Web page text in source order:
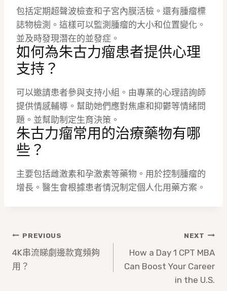
包括定期超聲波檢查和子宮內膜活檢。還有腫瘤標
誌物檢測。這樣可以監測腫瘤的大小和位置變化。
並及時發現潛在的並發症。
如何為朱古力瘤患者提供心理
支持？
可以邀請患者參與支持小組。由專業的心理諮詢師
提供情感輔導。幫助她們應對焦慮和抑鬱等情緒問
題。並幫助制定生育決策。
朱古力瘤常用的治療藥物有哪
些？
主要包括雌激素和孕激素等藥物。用於控制腫瘤的
增長。醫生會根據患者情況制定個人化用藥方案。
文
章
導
PREVIOUS
4K串流睇劇邊款寬頻夠
用？
NEXT
How a Day 1 CPT MBA
Can Boost Your Career
in the U.S.